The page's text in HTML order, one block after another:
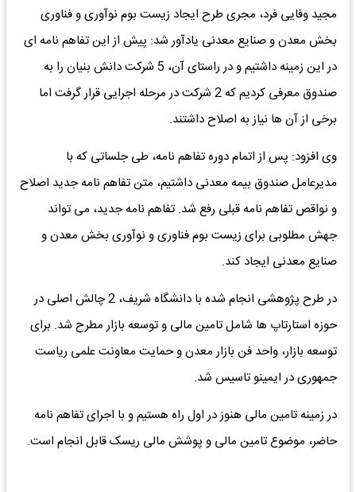
مجید وفایی فرد، مجری طرح ایجاد زیست بوم نوآوری و فناوری
بخش معدن و صنایع معدنی یادآور شد: پیش از این تفاهم نامه ای
در این زمینه داشتیم و در راستای آن، 5 شرکت دانش بنیان را به
صندوق معرفی کردیم که 2 شرکت در مرحله اجرایی قرار گرفت اما
برخی از آن ها نیاز به اصلاح داشتند.
وی افزود: پس از اتمام دوره تفاهم نامه، طی جلساتی که با
مدیرعامل صندوق بیمه معدنی داشتیم، متن تفاهم نامه جدید اصلاح
و نواقص تفاهم نامه قبلی رفع شد. تفاهم نامه جدید، می تواند
جهش مطلوبی برای زیست بوم فناوری و نوآوری بخش معدن و
صنایع معدنی ایجاد کند.
در طرح پژوهشی انجام شده با دانشگاه شریف، 2 چالش اصلی در
حوزه استارتاپ ها شامل تامین مالی و توسعه بازار مطرح شد. برای
توسعه بازار، واحد فن بازار معدن و حمایت معاونت علمی ریاست
جمهوری در ایمینو تاسیس شد.
در زمینه تامین مالی هنوز در اول راه هستیم و با اجرای تفاهم نامه
حاضر، موضوع تامین مالی و پوشش مالی ریسک قابل انجام است.